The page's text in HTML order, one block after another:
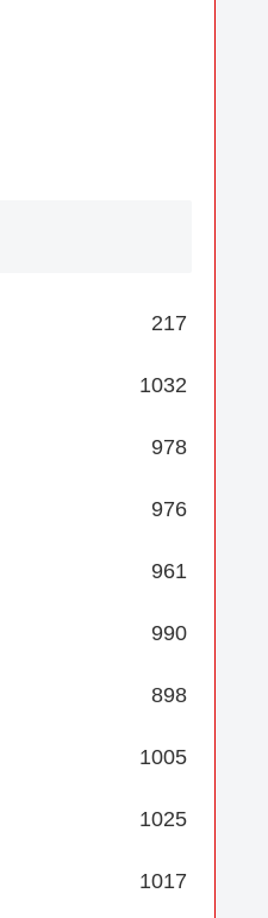
217
1032
978
976
961
990
898
1005
1025
1017